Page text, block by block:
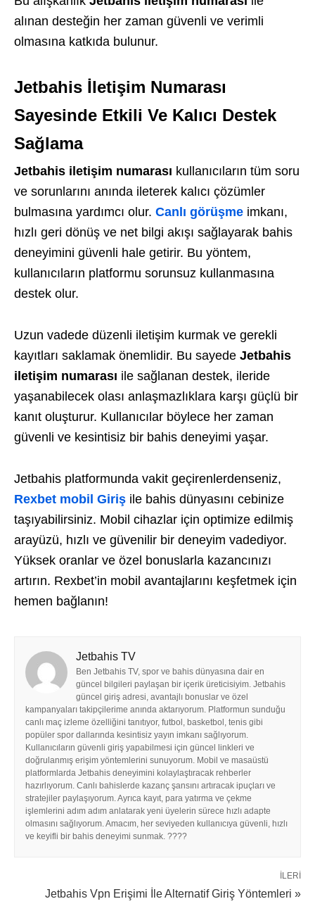
alınan desteğin her zaman güvenli ve verimli
olmasına katkıda bulunur.
Jetbahis İletişim Numarası
Sayesinde Etkili Ve Kalıcı Destek
Sağlama
Jetbahis iletişim numarası kullanıcıların tüm soru
ve sorunlarını anında ileterek kalıcı çözümler
bulmasına yardımcı olur. Canlı görüşme imkanı,
hızlı geri dönüş ve net bilgi akışı sağlayarak bahis
deneyimini güvenli hale getirir. Bu yöntem,
kullanıcıların platformu sorunsuz kullanmasına
destek olur.
Uzun vadede düzenli iletişim kurmak ve gerekli
kayıtları saklamak önemlidir. Bu sayede Jetbahis
iletişim numarası ile sağlanan destek, ileride
yaşanabilecek olası anlaşmazlıklara karşı güçlü bir
kanıt oluşturur. Kullanıcılar böylece her zaman
güvenli ve kesintisiz bir bahis deneyimi yaşar.
Jetbahis platformunda vakit geçirenlerdenseniz,
Rexbet mobil Giriş ile bahis dünyasını cebinize
taşıyabilirsiniz. Mobil cihazlar için optimize edilmiş
arayüzü, hızlı ve güvenilir bir deneyim vadediyor.
Yüksek oranlar ve özel bonuslarla kazancınızı
artırın. Rexbet’in mobil avantajlarını keşfetmek için
hemen bağlanın!
Jetbahis TV
Ben Jetbahis TV, spor ve bahis dünyasına dair en
güncel bilgileri paylaşan bir içerik üreticisiyim. Jetbahis
güncel giriş adresi, avantajlı bonuslar ve özel
kampanyaları takipçilerime anında aktarıyorum. Platformun sunduğu
canlı maç izleme özelliğini tanıtıyor, futbol, basketbol, tenis gibi
popüler spor dallarında kesintisiz yayın imkanı sağlıyorum.
Kullanıcıların güvenli giriş yapabilmesi için güncel linkleri ve
doğrulanmış erişim yöntemlerini sunuyorum. Mobil ve masaüstü
platformlarda Jetbahis deneyimini kolaylaştıracak rehberler
hazırlıyorum. Canlı bahislerde kazanç şansını artıracak ipuçları ve
stratejiler paylaşıyorum. Ayrıca kayıt, para yatırma ve çekme
işlemlerini adım adım anlatarak yeni üyelerin sürece hızlı adapte
olmasını sağlıyorum. Amacım, her seviyeden kullanıcıya güvenli, hızlı
ve keyifli bir bahis deneyimi sunmak. ????
İLERI
Jetbahis Vpn Erişimi İle Alternatif Giriş Yöntemleri »